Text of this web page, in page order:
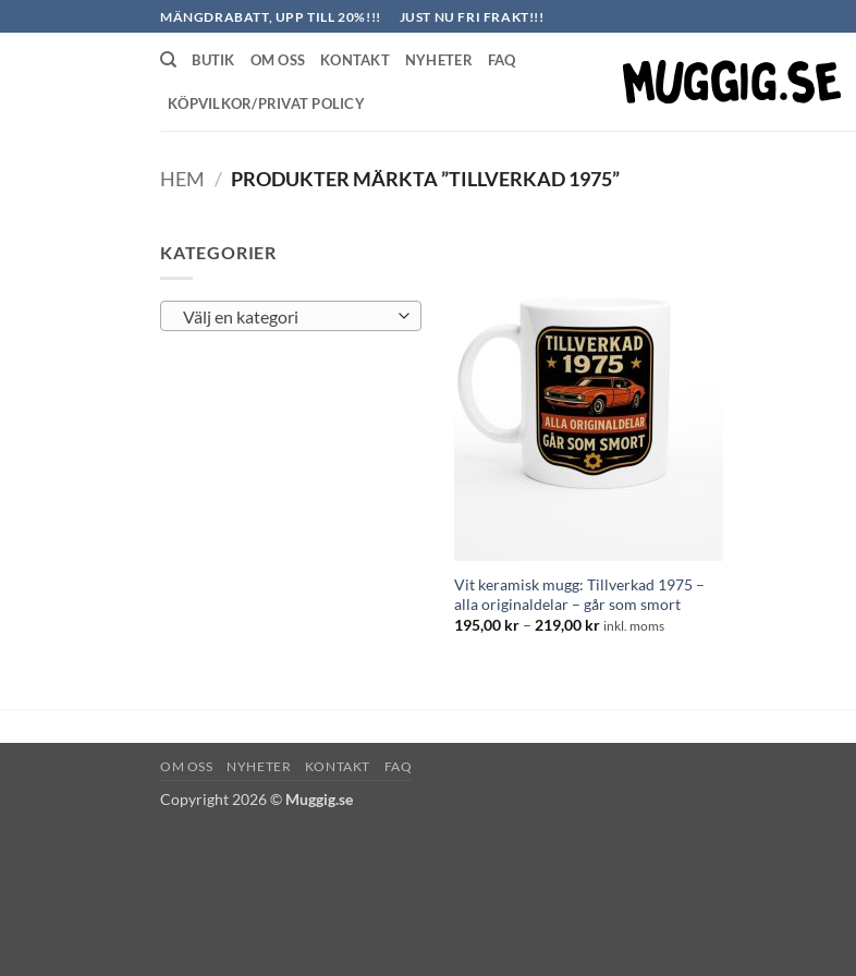
to
MÄNGDRABATT, UPP TILL 20%!!! JUST NU FRI FRAKT!!!
BUTIK OM OSS KONTAKT NYHETER FAQ
KÖPVILKOR/PRIVAT POLICY
HEM / PRODUKTER MÄRKTA ”TILLVERKAD 1975”
KATEGORIER
Välj en kategori
Vit keramisk mugg: Tillverkad 1975 –
alla originaldelar – går som smort
195,00 kr – 219,00 krPrisintervall:
inkl. moms
OM OSS NYHETER KONTAKT FAQ
Copyright 2026 © Muggig.se